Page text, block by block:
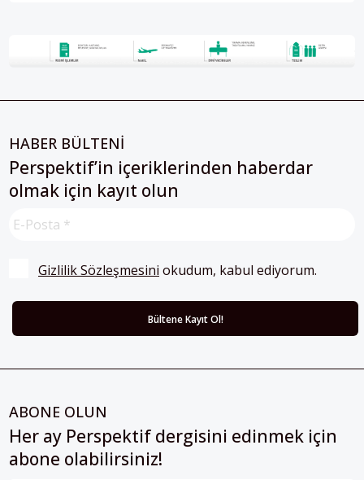
HABER BÜLTENİ
Perspektif’in içeriklerinden haberdar
olmak için kayıt olun
Gizlilik Sözleşmesini okudum, kabul ediyorum.
ABONE OLUN
Her ay Perspektif dergisini edinmek için
abone olabilirsiniz!